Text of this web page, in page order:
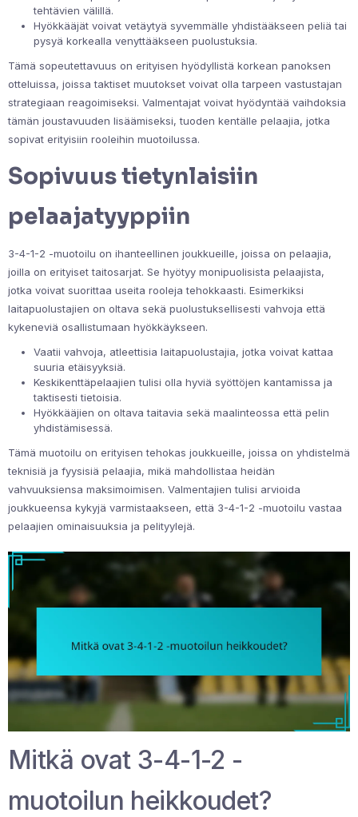
tehtävien välillä.
Hyökkääjät voivat vetäytyä syvemmälle yhdistääkseen peliä tai
pysyä korkealla venyttääkseen puolustuksia.
Tämä sopeutettavuus on erityisen hyödyllistä korkean panoksen
otteluissa, joissa taktiset muutokset voivat olla tarpeen vastustajan
strategiaan reagoimiseksi. Valmentajat voivat hyödyntää vaihdoksia
tämän joustavuuden lisäämiseksi, tuoden kentälle pelaajia, jotka
sopivat erityisiin rooleihin muotoilussa.
Sopivuus tietynlaisiin
pelaajatyyppiin
3-4-1-2 -muotoilu on ihanteellinen joukkueille, joissa on pelaajia,
joilla on erityiset taitosarjat. Se hyötyy monipuolisista pelaajista,
jotka voivat suorittaa useita rooleja tehokkaasti. Esimerkiksi
laitapuolustajien on oltava sekä puolustuksellisesti vahvoja että
kykeneviä osallistumaan hyökkäykseen.
Vaatii vahvoja, atleettisia laitapuolustajia, jotka voivat kattaa
suuria etäisyyksiä.
Keskikenttäpelaajien tulisi olla hyviä syöttöjen kantamissa ja
taktisesti tietoisia.
Hyökkääjien on oltava taitavia sekä maalinteossa että pelin
yhdistämisessä.
Tämä muotoilu on erityisen tehokas joukkueille, joissa on yhdistelmä
teknisiä ja fyysisiä pelaajia, mikä mahdollistaa heidän
vahvuuksiensa maksimoimisen. Valmentajien tulisi arvioida
joukkueensa kykyjä varmistaakseen, että 3-4-1-2 -muotoilu vastaa
pelaajien ominaisuuksia ja pelityylejä.
Mitkä ovat 3-4-1-2 -
muotoilun heikkoudet?